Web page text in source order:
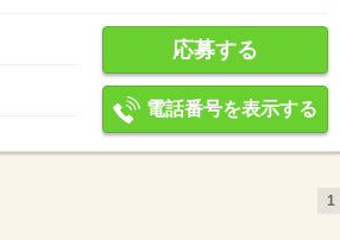
応募する
電話番号を表示する
1